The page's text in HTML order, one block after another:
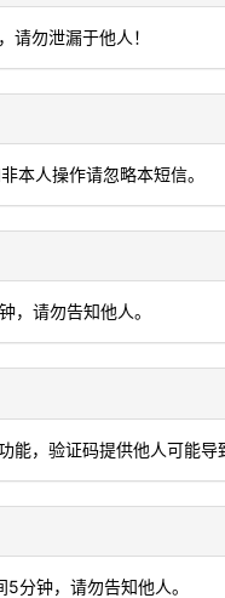
请勿泄漏于他人！
本人操作请忽略本短信。
，请勿告知他人。
，验证码提供他人可能导
分钟，请勿告知他人。